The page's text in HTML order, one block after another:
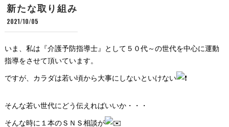
新たな取り組み
2021/10/05
いま、私は『介護予防指導士』として５０代～の世代を中心に運動
指導をさせて頂いています。
ですが、カラダは若い頃から大事にしないといけない
そんな若い世代にどう伝えればいいか・・・
そんな時に１本のＳＮＳ相談が